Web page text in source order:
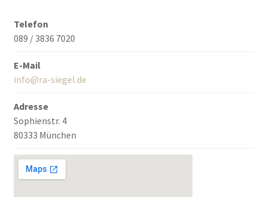
Telefon
089 / 3836 7020
E-Mail
info@ra-siegel.de
Adresse
Sophienstr. 4
80333 München